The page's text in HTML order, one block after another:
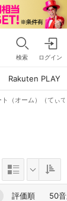
検索 ログイン
Rakuten PLAY
（オーム）（てぃ
評価順 50